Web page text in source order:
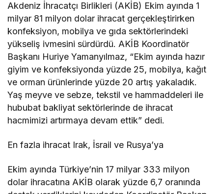
Akdeniz İhracatçı Birlikleri (AKİB) Ekim ayında 1
milyar 81 milyon dolar ihracat gerçekleştirirken
konfeksiyon, mobilya ve gıda sektörlerindeki
yükseliş ivmesini sürdürdü. AKİB Koordinatör
Başkanı Huriye Yamanyılmaz, “Ekim ayında hazır
giyim ve konfeksiyonda yüzde 25, mobilya, kağıt
ve orman ürünlerinde yüzde 20 artış yakaladık.
Yaş meyve ve sebze, tekstil ve hammaddeleri ile
hububat bakliyat sektörlerinde de ihracat
hacmimizi artırmaya devam ettik” dedi.
En fazla ihracat Irak, İsrail ve Rusya’ya
Ekim ayında Türkiye’nin 17 milyar 333 milyon
dolar ihracatına AKİB olarak yüzde 6,7 oranında